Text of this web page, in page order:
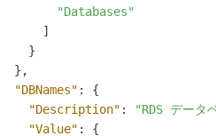
"Databases"
]
}
} ,
"DBNames" :
{
"Description" : "RDS データ
"Value" : {